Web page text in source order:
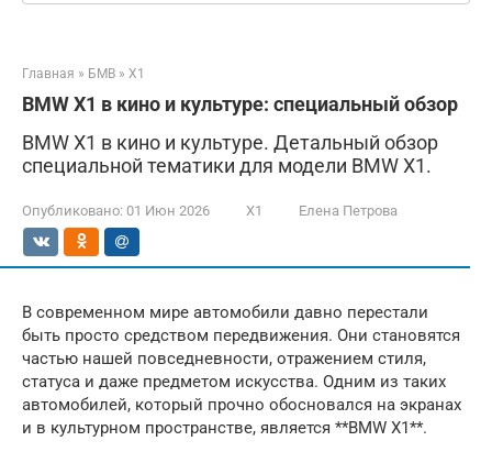
Главная » БМВ » X1
BMW X1 в кино и культуре: специальный обзор
BMW X1 в кино и культуре. Детальный обзор
специальной тематики для модели BMW X1.
Опубликовано: 01 Июн 2026 X1 Елена Петрова
В современном мире автомобили давно перестали
быть просто средством передвижения. Они становятся
частью нашей повседневности, отражением стиля,
статуса и даже предметом искусства. Одним из таких
автомобилей, который прочно обосновался на экранах
и в культурном пространстве, является **BMW X1**.